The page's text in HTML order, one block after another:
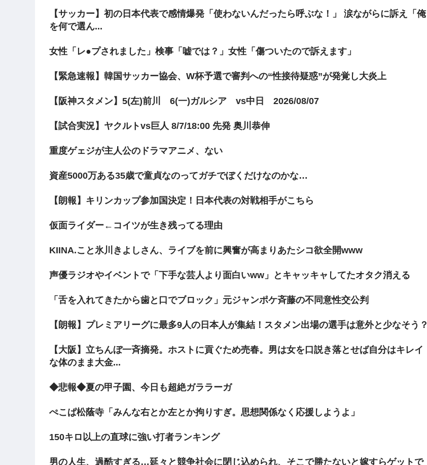
【サッカー】初の日本代表で感情爆発「使わないんだったら呼ぶな！」 涙ながらに訴え「俺
を何で選ん...
女性「レ●プされました」検事「嘘では？」女性「傷ついたので訴えます」
【緊急速報】韓国サッカー協会、W杯予選で審判への“性接待疑惑”が発覚し大炎上
【阪神スタメン】5(左)前川 6(一)ガルシア vs中日 2026/08/07
【試合実況】ヤクルトvs巨人 8/7/18:00 先発 奥川恭伸
重度ゲェジが主人公のドラマアニメ、ない
資産5000万ある35歳で童貞なのってガチでぼくだけなのかな…
【朗報】キリンカップ参加国決定！日本代表の対戦相手がこちら
仮面ライダー←コイツが生き残ってる理由
KIINA.こと氷川きよしさん、ライブを前に興奮が高まりあたシコ欲全開www
声優ラジオやイベントで「下手な芸人より面白いww」とキャッキャしてたオタク消える
「舌を入れてきたから歯と口でブロック」元ジャンポケ斉藤の不同意性交公判
【朗報】プレミアリーグに最多9人の日本人が集結！スタメン出場の選手は意外と少なそう？
【大阪】立ちんぼ一斉摘発。ホストに貢ぐため売春。男は女を口説き落とせば自分はキレイ
な体のまま大金...
◆悲報◆夏の甲子園、今日も超絶ガララーガ
ぺこぱ松蔭寺「みんな右とか左とか拘りすぎ。思想関係なく応援しようよ」
150キロ以上の直球に強い打者ランキング
男の人生、過酷すぎる…延々と競争社会に閉じ込められ、そこで勝たないと嫁すらゲットで